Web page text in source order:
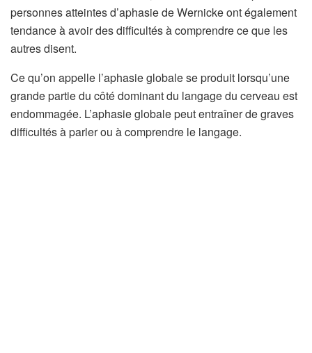
personnes atteintes d’aphasie de Wernicke ont également
tendance à avoir des difficultés à comprendre ce que les
autres disent.
Ce qu’on appelle l’aphasie globale se produit lorsqu’une
grande partie du côté dominant du langage du cerveau est
endommagée. L’aphasie globale peut entraîner de graves
difficultés à parler ou à comprendre le langage.